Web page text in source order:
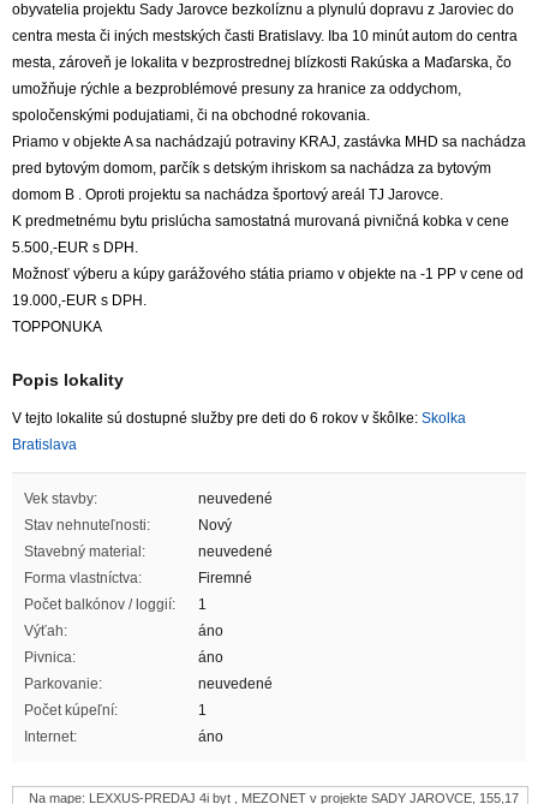
obyvatelia projektu Sady Jarovce bezkolíznu a plynulú dopravu z Jaroviec do
centra mesta či iných mestských časti Bratislavy. Iba 10 minút autom do centra
mesta, zároveň je lokalita v bezprostrednej blízkosti Rakúska a Maďarska, čo
umožňuje rýchle a bezproblémové presuny za hranice za oddychom,
spoločenskými podujatiami, či na obchodné rokovania.
Priamo v objekte A sa nachádzajú potraviny KRAJ, zastávka MHD sa nachádza
pred bytovým domom, parčík s detským ihriskom sa nachádza za bytovým
domom B . Oproti projektu sa nachádza športový areál TJ Jarovce.
K predmetnému bytu prislúcha samostatná murovaná pivničná kobka v cene
5.500,-EUR s DPH.
Možnosť výberu a kúpy garážového státia priamo v objekte na -1 PP v cene od
19.000,-EUR s DPH.
TOPPONUKA
Popis lokality
V tejto lokalite sú dostupné služby pre deti do 6 rokov v škôlke: Skolka
Bratislava
Vek stavby:
neuvedené
Stav nehnuteľnosti:
Nový
Stavebný material:
neuvedené
Forma vlastníctva:
Firemné
Počet balkónov / loggií:
1
Výťah:
áno
Pivnica:
áno
Parkovanie:
neuvedené
Počet kúpeľní:
1
Internet:
áno
Na mape: LEXXUS-PREDAJ 4i byt , MEZONET v projekte SADY JAROVCE, 155,17